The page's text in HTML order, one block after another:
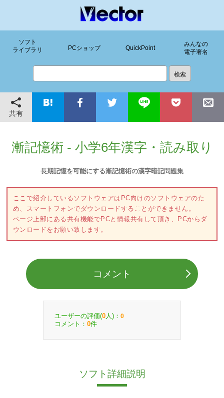
ソフト
ライブラリ
PCショップ QuickPoint
みんなの
電子署名
共有
漸記憶術 - 小学6年漢字・読み取り
長期記憶を可能にする漸記憶術の漢字暗記問題集
ここで紹介しているソフトウェアはPC向けのソフトウェアのた
め、スマートフォンでダウンロードすることができません。
ページ上部にある共有機能でPCと情報共有して頂き、PCからダ
ウンロードをお願い致します。
コメント
ユーザーの評価(0 人)： 0
コメント： 0件
ソフト詳細説明